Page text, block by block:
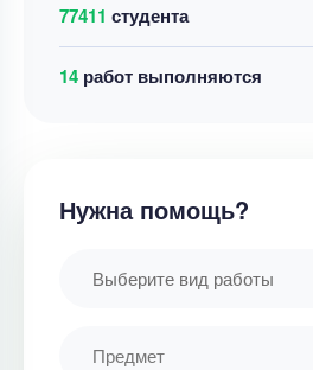
77411 студента
14 работ выполняются
Нужна помощь?
Выберите вид работы